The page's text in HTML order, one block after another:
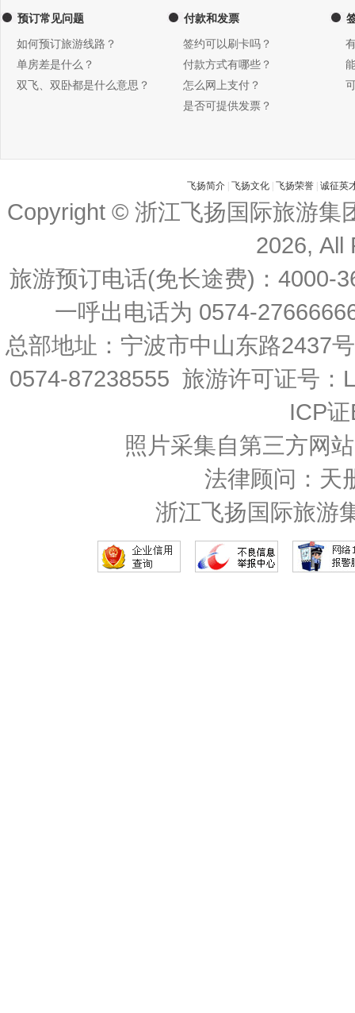
预订常见问题
如何预订旅游线路？
单房差是什么？
双飞、双卧都是什么意思？
付款和发票
签约可以刷卡吗？
付款方式有哪些？
怎么网上支付？
是否可提供发票？
飞扬简介 飞扬文化 飞扬荣誉 诚征英
Copyright © 浙江飞扬国际旅游集
2026, All
旅游预订电话(免长途费)：4000-
一呼出电话为 0574-
总部地址：宁波市中山东路2437
0574-87238555 旅游许可证号
ICP
照片采集自第三方网
法律顾问：天
浙江飞扬国际旅游